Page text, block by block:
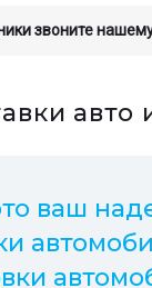
звоните
авто
ваш